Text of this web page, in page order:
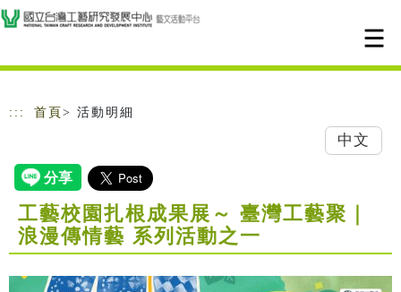
跳到主要內容
網站導覽
::: 首頁 > 活動明細
中文
工藝校園扎根成果展～ 臺灣工藝聚｜
浪漫傳情藝 系列活動之一